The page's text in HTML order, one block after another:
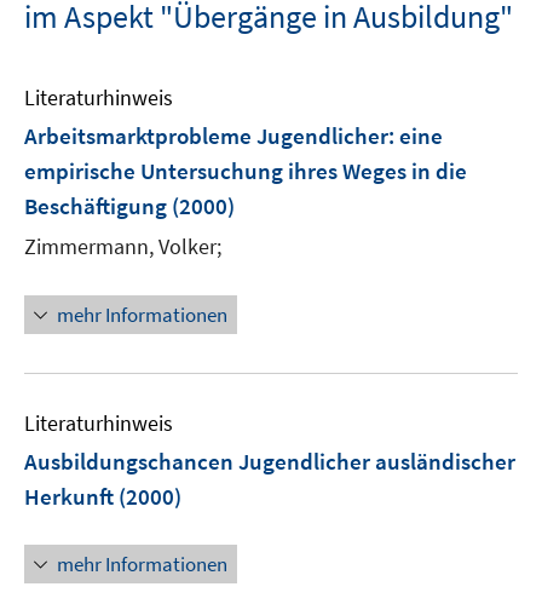
im Aspekt "Übergänge in Ausbildung"
Literaturhinweis
Arbeitsmarktprobleme Jugendlicher: eine
empirische Untersuchung ihres Weges in die
Beschäftigung (2000)
Zimmermann, Volker;
mehr Informationen
Literaturhinweis
Ausbildungschancen Jugendlicher ausländischer
Herkunft (2000)
mehr Informationen